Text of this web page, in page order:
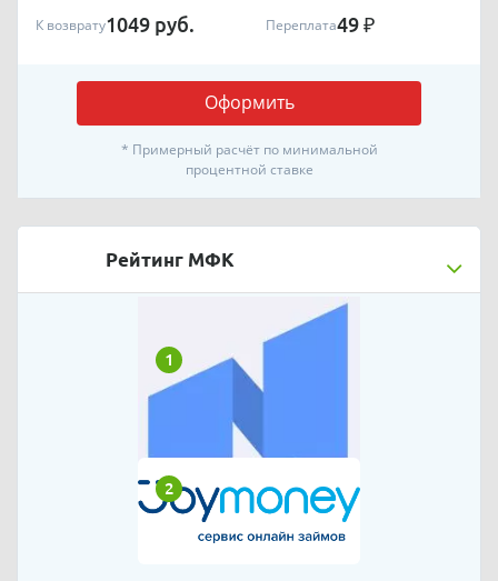
Оформить
К возврату1049 руб. Переплата49 ₽
* Примерный расчёт по минимальной
процентной ставке
Рейтинг МФК
1
2